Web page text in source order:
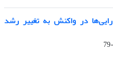
در واکنش به تغییر رشد